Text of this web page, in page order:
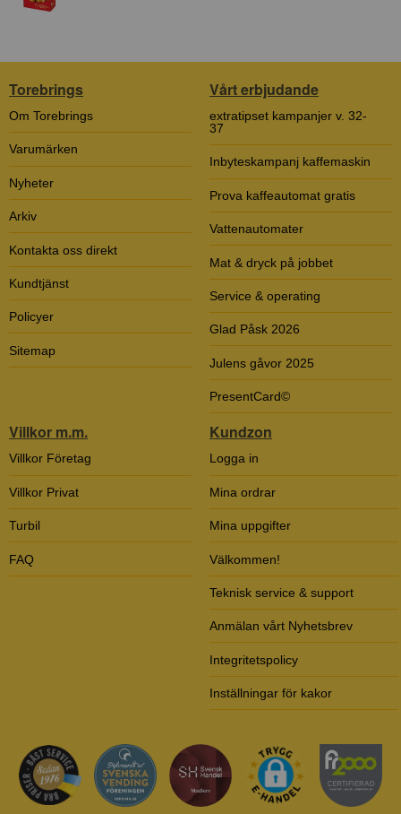
Torebrings
Om Torebrings
Varumärken
Nyheter
Arkiv
Kontakta oss direkt
Kundtjänst
Policyer
Sitemap
Vårt erbjudande
extratipset kampanjer v. 32-
37
Inbyteskampanj kaffemaskin
Prova kaffeautomat gratis
Vattenautomater
Mat & dryck på jobbet
Service & operating
Glad Påsk 2026
Julens gåvor 2025
PresentCard©
Villkor m.m.
Villkor Företag
Villkor Privat
Turbil
FAQ
Kundzon
Logga in
Mina ordrar
Mina uppgifter
Välkommen!
Teknisk service & support
Anmälan vårt Nyhetsbrev
Integritetspolicy
Inställningar för kakor